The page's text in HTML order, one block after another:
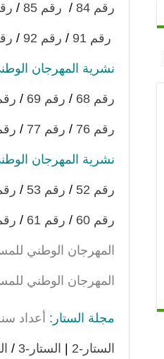
رقم 84 / رقم 85 /
رقم 91 / رقم 92 /
نشرية المهرجان
رقم 68 / رقم 69 / رقم
رقم 76 / رقم 77 / رقم
نشرية المهرجان
رقم 52 / رقم 53 / رقم
رقم 60 / رقم 61 / رقم
المهرجان الوطني
المهرجان الوطني
مجلة الستار: أعداد سنة
الستار-2 الستار-3 /